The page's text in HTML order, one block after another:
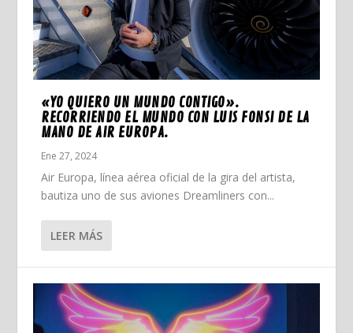
«YO QUIERO UN MUNDO CONTIGO».
RECORRIENDO EL MUNDO CON LUIS FONSI DE LA
MANO DE AIR EUROPA.
Ene 27, 2024
Air Europa, línea aérea oficial de la gira del artista,
bautiza uno de sus aviones Dreamliners con...
LEER MÁS